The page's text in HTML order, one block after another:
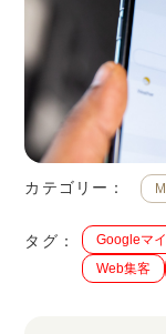
カテゴリー：
タグ： Googleマ
Web集客